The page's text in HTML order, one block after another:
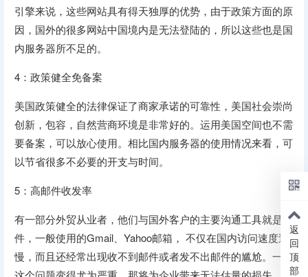
引擎来说，这些网站具有得天独厚的优势，由于政策方面的原
因，国外的很多网站中国境内是无法登陆的，所以这些也是国
内服务器所不足的。
4：政策健全免备案
美国政策健全的法律保证了商家承诺的可靠性，美国社会崇尚
创新，包容，自然营商环境是非常好的。运用美国空间也不需
要备案，可以放心使用。相比国内服务器的使用情况来看，可
以节省很多不必要的开支与时间。
5：高邮件收发率
有一部分外贸从业者，他们与国外客户的主要沟通工具就是邮
件，一般使用的Gmail、Yahoo邮箱， 不仅在国内访问速度过
慢，而且还经常出现收不到邮件或者发不出邮件的尴尬。一旦
返
回
顶
部